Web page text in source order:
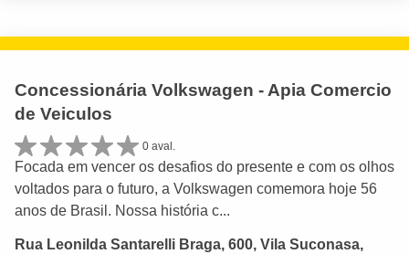
Concessionária Volkswagen - Apia Comercio
de Veiculos
0 aval.
Focada em vencer os desafios do presente e com os olhos
voltados para o futuro, a Volkswagen comemora hoje 56
anos de Brasil. Nossa história c...
Rua Leonilda Santarelli Braga, 600, Vila Suconasa,